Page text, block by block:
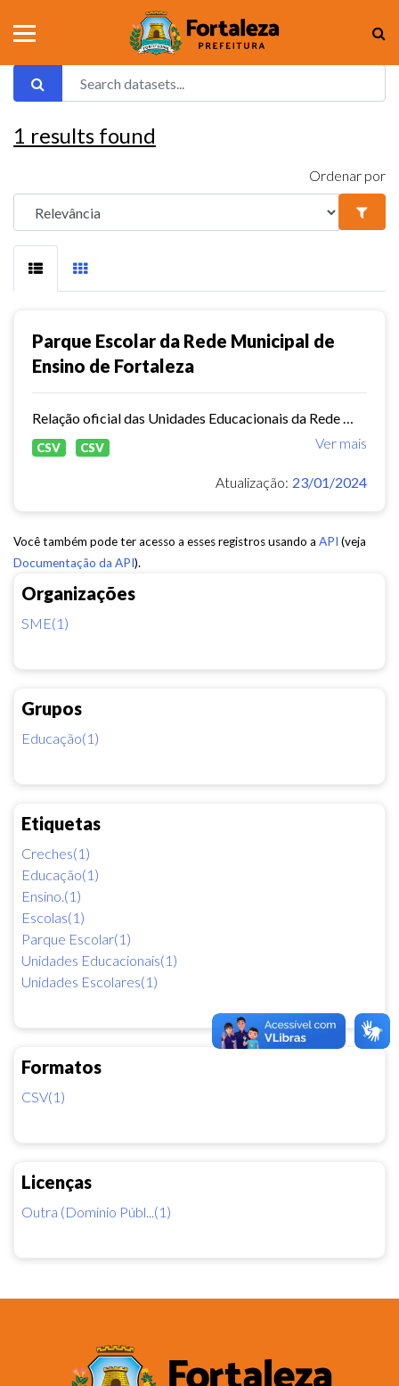
Organizações
SME(1)
Grupos
Educação(1)
Etiquetas
Creches(1)
Educação(1)
Ensino.(1)
Escolas(1)
Parque Escolar(1)
Unidades Educacionais(1)
Unidades Escolares(1)
Formatos
CSV(1)
Licenças
Outra (Domínio Públ...(1)
1 results found
Ordenar por
Parque Escolar da Rede Municipal de
Ensino de Fortaleza
Ver mais
CSV CSV
Atualização: 23/01/2024
Você também pode ter acesso a esses registros usando a API (veja
Documentação da API).